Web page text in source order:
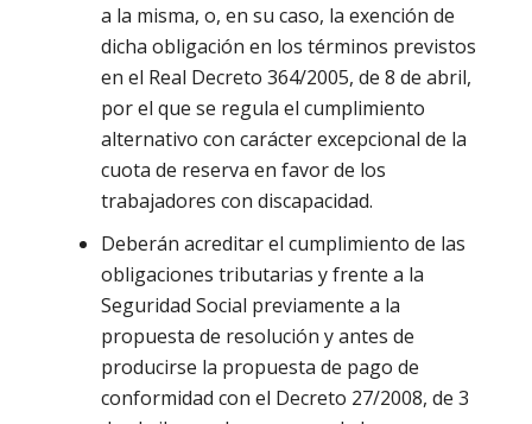
a la misma, o, en su caso, la exención de
dicha obligación en los términos previstos
en el Real Decreto 364/2005, de 8 de abril,
por el que se regula el cumplimiento
alternativo con carácter excepcional de la
cuota de reserva en favor de los
trabajadores con discapacidad.
Deberán acreditar el cumplimiento de las
obligaciones tributarias y frente a la
Seguridad Social previamente a la
propuesta de resolución y antes de
producirse la propuesta de pago de
conformidad con el Decreto 27/2008, de 3